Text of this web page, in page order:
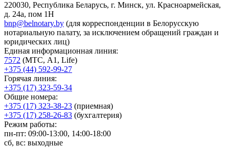
220030, Республика Беларусь, г. Минск, ул. Красноармейская,
д. 24а, пом 1Н
bnp@belnotary.by (для корреспонденции в Белорусскую
нотариальную палату, за исключением обращений граждан и
юридических лиц)
Единая информационная линия:
7572 (МТС, A1, Life)
+375 (44) 592-99-27
Горячая линия:
+375 (17) 323-59-34
Общие номера:
+375 (17) 323-38-23 (приемная)
+375 (17) 258-26-83 (бухгалтерия)
Режим работы:
пн-пт: 09:00-13:00, 14:00-18:00
сб, вс: выходные